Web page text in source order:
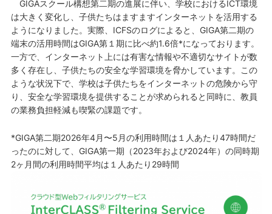
GIGAスクール構想第二期の進展に伴い、学校におけるICT環境
は大きく変化し、子供たちはますますインターネットを活用する
ようになりました。実際、ICFSのログによると、GIGA第二期の
端末の活用時間はGIGA第１期に比べ約1.6倍*になっております。
一方で、インターネット上には有害な情報や不適切なサイトが数
多く存在し、子供たちの安全な学習環境を脅かしています。この
ような状況下で、学校は子供たちをインターネットの危険から守
り、安全な学習環境を提供することが求められると同時に、教員
の業務負担軽減も喫緊の課題です。
*GIGA第二期2026年4月〜5月の利用時間は１人あたり47時間だ
ったのに対して、GIGA第一期（2023年および2024年）の同時期
2ヶ月間の利用時間平均は１人あたり29時間